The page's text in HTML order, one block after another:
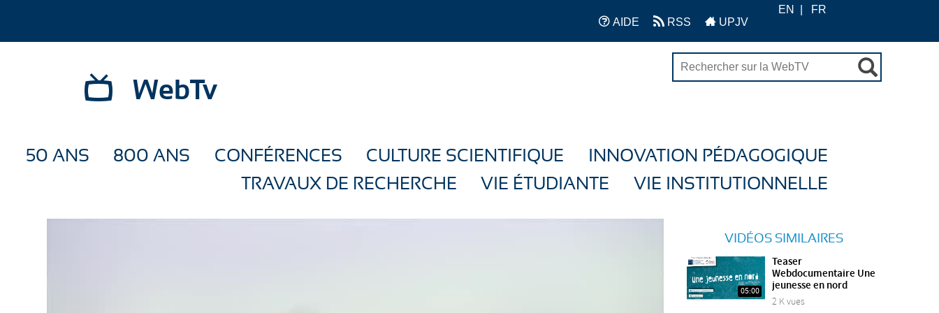
AIDE RSS UPJV
EN FR
WebTv
50 ANS 800 ANS CONFÉRENCES CULTURE SCIENTIFIQUE
INNOVATION PÉDAGOGIQUE
TRAVAUX DE RECHERCHE
VIE ÉTUDIANTE VIE INSTITUTIONNELLE
VIDÉOS SIMILAIRES
05:00
Teaser
Webdocumentaire Une
jeunesse en nord
2 K vues